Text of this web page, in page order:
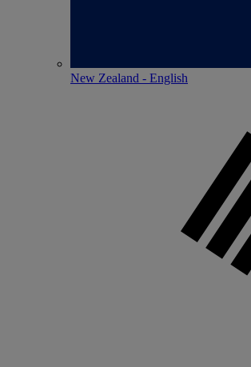
New Zealand - English